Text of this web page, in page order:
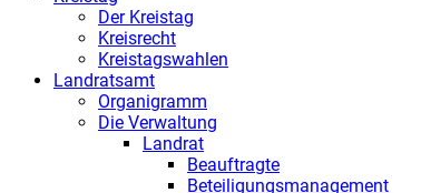
Der Kreistag
Kreisrecht
Kreistagswahlen
Landratsamt
Organigramm
Die Verwaltung
Landrat
Beauftragte
Beteiligungsmanagement